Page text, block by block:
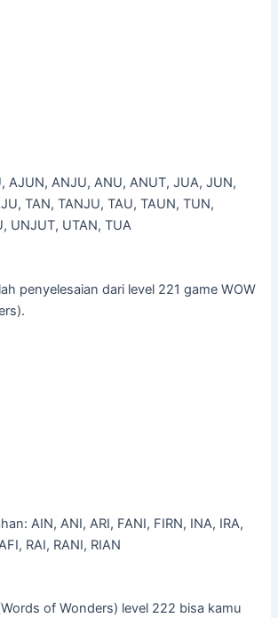
AJUN, ANJU, ANU, ANUT, JUA, JUN,
TAN, TANJU, TAU, TAUN, TUN,
UNJUT, UTAN, TUA
penyelesaian dari level 221 game WOW
AIN, ANI, ARI, FANI, FIRN, INA, IRA,
RAI, RANI, RIAN
of Wonders) level 222 bisa kamu